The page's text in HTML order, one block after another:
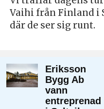
Vaihi från Finland i
där de ser sig runt.